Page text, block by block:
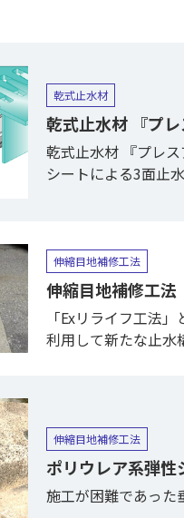
乾式止水材
乾式止水材 『プ
乾式止水材 『プレ
シートによる3面止
伸縮目地補修工法
伸縮目地補修工法
「Exリライフ工法
利用して新たな止水
伸縮目地補修工法
ポリウレア系弾性
施工が困難であった